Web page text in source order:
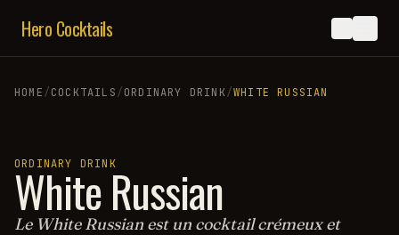
Hero Cocktails
HOME/COCKTAILS/ORDINARY DRINK/WHITE RUSSIAN
ORDINARY DRINK
White Russian
Le White Russian est un cocktail crémeux et